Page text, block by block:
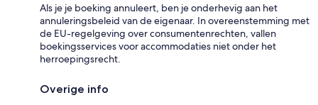
Als je je boeking annuleert, ben je onderhevig aan het
annuleringsbeleid van de eigenaar. In overeenstemming met
de EU-regelgeving over consumentenrechten, vallen
boekingsservices voor accommodaties niet onder het
herroepingsrecht.
Overige info